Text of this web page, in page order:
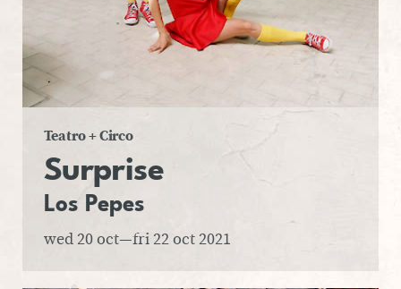
Teatro + Circo
Sur­prise
Los Pepes
wed 20 oct—fri 22 oct 2021